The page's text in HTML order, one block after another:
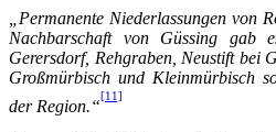
„Permanente Niederlassungen von
Nachbarschaft von Güssing gab
Gerersdorf, Rehgraben, Neustift bei
Großmürbisch und Kleinmürbisch
der Region.“
[11]